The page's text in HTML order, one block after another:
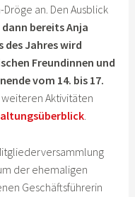
an. Den Ausblick
dann bereits Anja
des Jahres wird
Freundinnen und
vom 14. bis 17.
Aktivitäten
.
der ehemaligen
Geschäftsführerin